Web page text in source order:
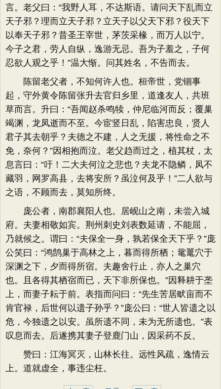
言。老父曰：“我野人耳，不达斯语。请问天下乱而立
天子邪？理而立天子邪？立天子以父天下邪？役天下
以奉天子邪？昔圣王宰世，茅茨采椽，而万人以宁。
今子之君，劳人自纵，逸游无忌。吾为子羞之，子何
忍欲人观之乎！”温大惭。问其姓名，不告而去。
陈留老父者，不知何许人也。桓帝世，党锢事
起，守外黄令陈留张升去官归乡里，道逢友人，共班
草而言。升曰：“吾闻赵杀鸣犊，仲尼临河而反；覆巢
竭渊，龙凤逝而不至。今宦竖日乱，陷害忠良，贤人
君子其去朝乎？夫德之不建，人之无援，将性命之不
免，奈何？”因相抱而泣。老父趋而过之，植其杖，太
息言曰：“吁！二大夫何泣之悲也？夫龙不隐鳞，凤不
藏羽，网罗高县，去将安所？虽泣何及乎！”二人欲与
之语，不顾而去，莫知所终。
庞公者，南郡襄阳人也。居岘山之南，未尝入城
府。夫妻相敬如宾。荆州刺史刘表数延请，不能屈，
乃就候之。谓曰：“夫保全一身，孰若保全天下乎？”庞
公笑曰：“鸿鹄巢于高林之上，暮而得所栖；鼋鼍穴于
深渊之下，夕而得所宿。夫趣舍行止，亦人之巢穴
也。且各得其栖宿而已，天下非所保也。”因释耕于垄
上，而妻子耘于前。表指而问曰：“先生苦居畎亩而不
肯官禄，后世何以遗子孙乎？”庞公曰：“世人皆遗之以
危，今独遗之以安。虽所遗不同，未为无所遗也。”表
叹息而去。后遂携其妻子登鹿门山，因采药不反。
赞曰：江海冥灭，山林长往。远性风疏，逸情云
上。道就虚全，事违尘枉。